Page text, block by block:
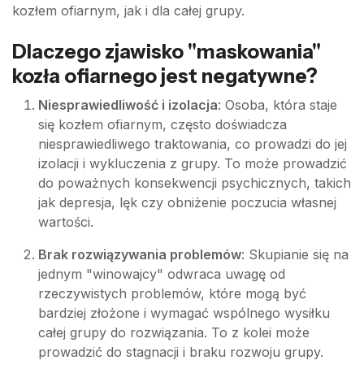
kozłem ofiarnym, jak i dla całej grupy.
Dlaczego zjawisko "maskowania"
kozła ofiarnego jest negatywne?
Niesprawiedliwość i izolacja: Osoba, która staje
się kozłem ofiarnym, często doświadcza
niesprawiedliwego traktowania, co prowadzi do jej
izolacji i wykluczenia z grupy. To może prowadzić
do poważnych konsekwencji psychicznych, takich
jak depresja, lęk czy obniżenie poczucia własnej
wartości.
Brak rozwiązywania problemów: Skupianie się na
jednym "winowajcy" odwraca uwagę od
rzeczywistych problemów, które mogą być
bardziej złożone i wymagać wspólnego wysiłku
całej grupy do rozwiązania. To z kolei może
prowadzić do stagnacji i braku rozwoju grupy.